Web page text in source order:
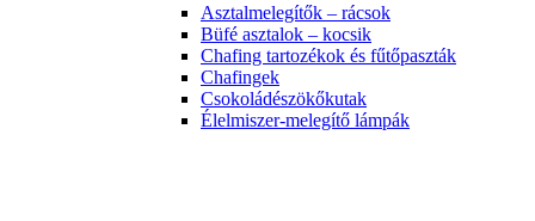
Asztalmelegítők – rácsok
Büfé asztalok – kocsik
Chafing tartozékok és fűtőpaszták
Chafingek
Csokoládészökőkutak
Élelmiszer-melegítő lámpák